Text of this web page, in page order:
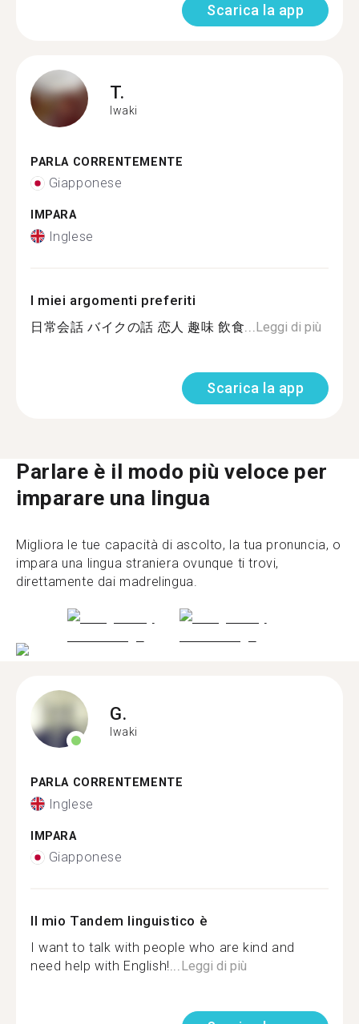
Scarica la app
T.
Iwaki
PARLA CORRENTEMENTE
Giapponese
IMPARA
Inglese
I miei argomenti preferiti
日常会話 バイクの話 恋人 趣味 飲食... Leggi di più
Scarica la app
Parlare è il modo più veloce per
imparare una lingua
Migliora le tue capacità di ascolto, la tua pronuncia, o
impara una lingua straniera ovunque ti trovi,
direttamente dai madrelingua.
G.
Iwaki
PARLA CORRENTEMENTE
Inglese
IMPARA
Giapponese
Il mio Tandem linguistico è
I want to talk with people who are kind and
need help with English!...Leggi di più